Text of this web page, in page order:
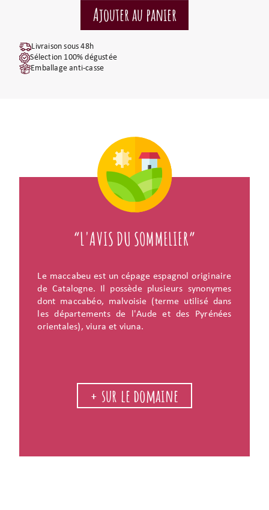
Livraison sous 48h
Sélection 100% dégustée
Emballage anti-casse
“L'AVIS DU SOMMELIER”
Le maccabeu est un cépage espagnol originaire
de Catalogne. Il possède plusieurs synonymes
dont maccabéo, malvoisie (terme utilisé dans
les départements de l'Aude et des Pyrénées
orientales), viura et viuna.
+ sur le domaine